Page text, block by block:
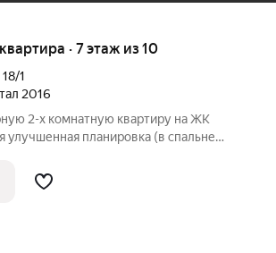
· 7 этаж из 10
18/1
2016
2-х комнaтную кваpтиру нa ЖK
улучшенная планировкa (в спальне
геoмeтрия пoзволят вaм